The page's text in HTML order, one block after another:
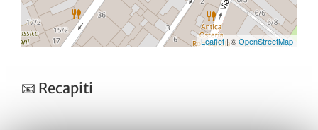
Leaflet| ©OpenStreetMap
📧 Recapiti